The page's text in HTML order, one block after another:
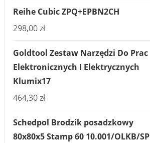
Reihe Cubic ZPQ+EPBN2CH
298,00zł
Goldtool Zestaw Narzędzi Do Prac
Elektronicznych I Elektrycznych
Klumix17
464,30zł
Schedpol Brodzik posadzkowy
80x80x5 Stamp 60 10.001/OLKB/SP